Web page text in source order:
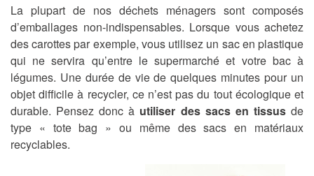
La plupart de nos déchets ménagers sont composés
d’emballages non-indispensables. Lorsque vous achetez
des carottes par exemple, vous utilisez un sac en plastique
qui ne servira qu’entre le supermarché et votre bac à
légumes. Une durée de vie de quelques minutes pour un
objet difficile à recycler, ce n’est pas du tout écologique et
durable. Pensez donc à utiliser des sacs en tissusde
type « tote bag » ou même des sacs en matériaux
recyclables.